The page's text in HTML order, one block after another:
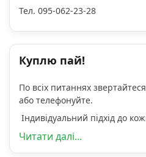
Тел. 095-062-23-28
Куплю пай!
По всіх питаннях
або телефонуйте.
Індивідуальний підхід до
Читати далі...